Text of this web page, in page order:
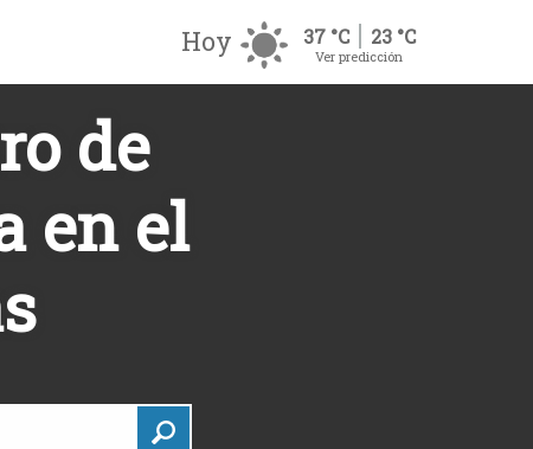
Hoy 37 °C 23 °C
Ver predicción
de
en el